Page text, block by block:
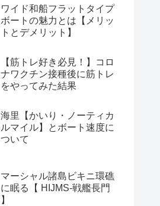
ワイド和船フラットタイプ
ボートの魅力とは【メリッ
トとデメリット】
【筋トレ好き必見！】コロ
ナワクチン接種後に筋トレ
をやってみた結果
海里【かいり・ノーティカ
ルマイル】とボート速度に
ついて
マーシャル諸島ビキニ環礁
に眠る【 HIJMS-戦艦長門
】